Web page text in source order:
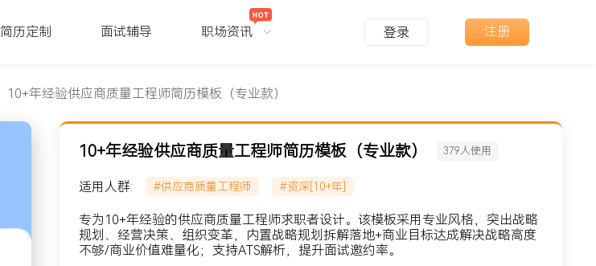
简历定制 面试辅导 职场资讯 登录 注册
10+年经验供应商质量工程师简历模板（专业款）
10+年经验供应商质量工程师简历模板（专业款） 379人使用
适用人群: #供应商质量工程师 #资深[10+年]
专为10+年经验的供应商质量工程师求职者设计。该模板采用专业风格，突出战略
规划、经营决策、组织变革，内置战略规划拆解落地+商业目标达成解决战略高度
不够/商业价值难量化；支持ATS解析，提升面试邀约率。